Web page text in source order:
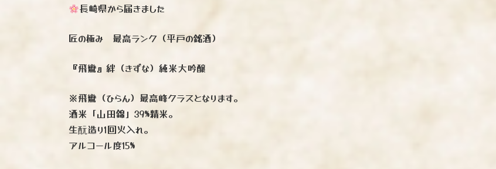
長崎県から届きました
匠の極み 最高ランク（平戸の銘酒）
『飛鸞』絆（きずな）純米大吟醸
※飛鸞（ひらん）最高峰クラスとなります。
酒米「山田錦」39%精米。
生酛造り1回火入れ。
アルコール度15%